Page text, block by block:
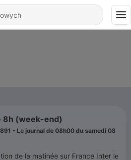
8h (week-end)
891 - Le journal de 08h00 du samedi 08
de la matinée sur France Inter le